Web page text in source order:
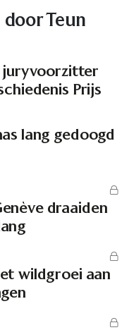
Teun
juryvoorzitter
Prijs
lang gedoogd
draaiden
wildgroei aan